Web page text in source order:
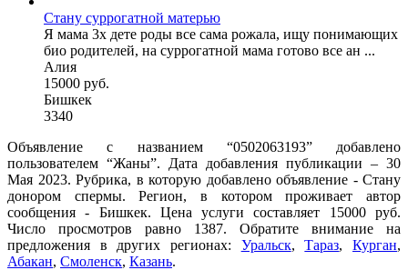
Стану суррогатной матерью
Я мама 3х дете роды все сама рожала, ищу понимающих
био родителей, на суррогатной мама готово все ан ...
Алия
15000 руб.
Бишкек
3340
Объявление с названием “0502063193” добавлено
пользователем “Жаны”. Дата добавления публикации – 30
Мая 2023. Рубрика, в которую добавлено объявление - Стану
донором спермы. Регион, в котором проживает автор
сообщения - Бишкек. Цена услуги составляет 15000 руб.
Число просмотров равно 1387. Обратите внимание на
предложения в других регионах: Уральск,Тараз,Курган,
Абакан, Смоленск, Казань.